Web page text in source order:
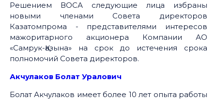
Решением ВОСА следующие лица избраны
новыми членами Совета директоров
Казатомпрома - представителями интересов
мажоритарного акционера Компании АО
«Самрук-Қазына» на срок до истечения срока
полномочий Совета директоров.
Акчулаков Болат Уралович
Болат Акчулаков имеет более 10 лет опыта работы